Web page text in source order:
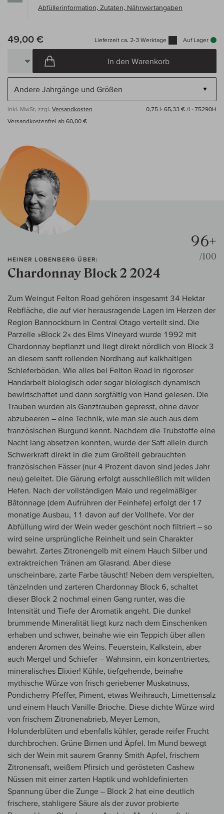
Abfüllerinformation, Zutaten, Nährwertangaben
49,00 € Lieferzeit ca. 2-3 Werktage Auf Lager
In den Warenkorb
inkl. MwSt, zzgl. Versandkosten 0,75 l· 65,33 € /l · 75290H
Versandkostenfrei ab 60,00 €
HEINER LOBENBERG ÜBER:
Chardonnay Block 2 2024
96+
/100
Zum Weingut Felton Road gehören insgesamt 34 Hektar
Rebfläche, die auf vier herausragende Lagen im Herzen der
Region Bannockburn in Central Otago verteilt sind. Die
Parzelle »Block 2« des Elms Vineyard wurde 1992 mit
Chardonnay bepflanzt und liegt direkt nördlich von Block 3
an diesem sanft rollenden Nordhang auf kalkhaltigen
Schieferböden. Wie alles bei Felton Road in rigoroser
Handarbeit biologisch oder sogar biologisch dynamisch
bewirtschaftet und dann sorgfältig von Hand gelesen. Die
Trauben wurden als Ganztrauben gepresst, ohne davor
abzubeeren – eine Technik, wie man sie auch aus dem
französischen Burgund kennt. Nachdem die Trubstoffe eine
Nacht lang absetzen konnten, wurde der Saft allein durch
Schwerkraft direkt in die zum Großteil gebrauchten
französischen Fässer (nur 4 Prozent davon sind jedes Jahr
neu) geleitet. Die Gärung erfolgt ausschließlich mit wilden
Hefen. Nach der vollständigen Malo und regelmäßiger
Bâtonnage (dem Aufrühren der Feinhefe) erfolgt der 17
monatige Ausbau, 11 davon auf der Vollhefe. Vor der
Abfüllung wird der Wein weder geschönt noch filtriert – so
wird seine ursprüngliche Reinheit und sein Charakter
bewahrt. Zartes Zitronengelb mit einem Hauch Silber und
extraktreichen Tränen am Glasrand. Aber diese
unscheinbare, zarte Farbe täuscht! Neben dem verspielten,
tänzelnden und zarteren Chardonnay Block 6, schaltet
dieser Block 2 nochmal einen Gang runter, was die
Intensität und Tiefe der Aromatik angeht. Die dunkel
brummende Mineralität liegt kurz nach dem Einschenken
erhaben und schwer, beinahe wie ein Teppich über allen
anderen Aromen des Weins. Feuerstein, Kalkstein, aber
auch Mergel und Schiefer – Wahnsinn, ein konzentriertes,
mineralisches Elixier! Kühle, tiefgehende, beinahe
mythische Würze von frisch geriebener Muskatnuss,
Pondicherry-Pfeffer, Piment, etwas Weihrauch, Limettensalz
und einem Hauch Vanille-Brioche. Diese dichte Würze wird
von frischem Zitronenabrieb, Meyer Lemon,
Holunderblüten und ebenfalls kühler, gerade reifer Frucht
durchbrochen. Grüne Birnen und Äpfel. Im Mund bewegt
sich der Wein mit saurem Granny Smith Apfel, frischem
Zitronensaft, weißem Pfirsich und gerösteten Cashew
Nüssen mit einer zarten Haptik und wohldefinierten
Spannung über die Zunge – Block 2 hat eine deutlich
frischere, stahligere Säure als der zuvor probierte